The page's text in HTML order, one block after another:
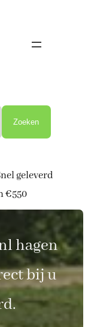
Zoeken
geleverd
€550
hagen
bij u